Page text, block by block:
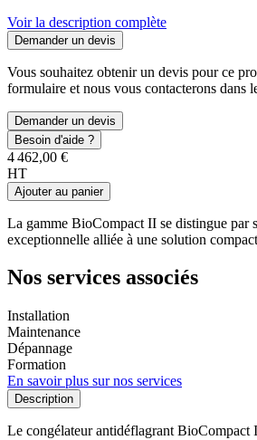
Voir la description complète
Demander un devis
Vous souhaitez obtenir un devis pour ce
formulaire et nous vous contacterons dans
Demander un devis
Besoin d'aide ?
4 462,00 €
HT
Ajouter au panier
La gamme BioCompact II se distingue par
exceptionnelle alliée à une solution
Nos services associés
Installation
Maintenance
Dépannage
Formation
En savoir plus sur nos services
Description
Le congélateur antidéflagrant